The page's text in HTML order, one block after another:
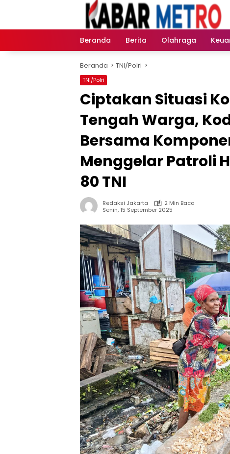
Beranda Berita Olahraga
Beranda TNI/Polri
TNI/Polri
Ciptakan Situasi
Tengah Warga,
Bersama
Menggelar Patroli
80 TNI
Redaksi Jakarta
2 Min Baca
Senin, 15 September 2025